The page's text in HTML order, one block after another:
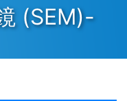
(SEM)-